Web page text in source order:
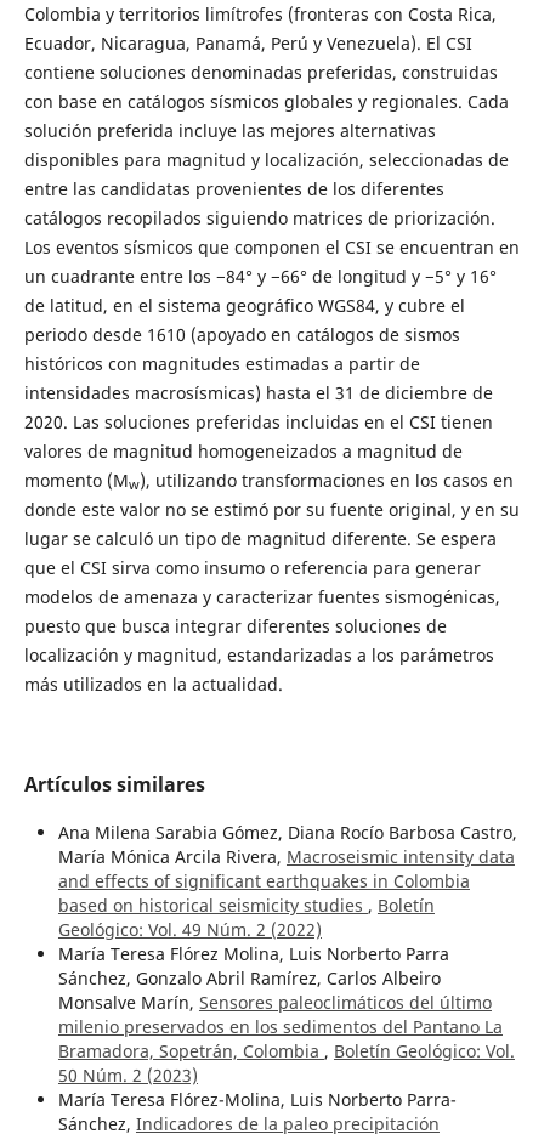
Colombia y territorios limítrofes (fronteras con Costa Rica,
Ecuador, Nicaragua, Panamá, Perú y Venezuela). El CSI
contiene soluciones denominadas preferidas, construidas
con base en catálogos sísmicos globales y regionales. Cada
solución preferida incluye las mejores alternativas
disponibles para magnitud y localización, seleccionadas de
entre las candidatas provenientes de los diferentes
catálogos recopilados siguiendo matrices de priorización.
Los eventos sísmicos que componen el CSI se encuentran en
un cuadrante entre los −84° y −66° de longitud y −5° y 16°
de latitud, en el sistema geográfico WGS84, y cubre el
periodo desde 1610 (apoyado en catálogos de sismos
históricos con magnitudes estimadas a partir de
intensidades macrosísmicas) hasta el 31 de diciembre de
2020. Las soluciones preferidas incluidas en el CSI tienen
valores de magnitud homogeneizados a magnitud de
momento (Mw), utilizando transformaciones en los casos en
donde este valor no se estimó por su fuente original, y en su
lugar se calculó un tipo de magnitud diferente. Se espera
que el CSI sirva como insumo o referencia para generar
modelos de amenaza y caracterizar fuentes sismogénicas,
puesto que busca integrar diferentes soluciones de
localización y magnitud, estandarizadas a los parámetros
más utilizados en la actualidad.
Artículos similares
Ana Milena Sarabia Gómez, Diana Rocío Barbosa Castro,
María Mónica Arcila Rivera, Macroseismic intensity data
and effects of significant earthquakes in Colombia
based on historical seismicity studies , Boletín
Geológico: Vol. 49 Núm. 2 (2022)
María Teresa Flórez Molina, Luis Norberto Parra
Sánchez, Gonzalo Abril Ramírez, Carlos Albeiro
Monsalve Marín, Sensores paleoclimáticos del último
milenio preservados en los sedimentos del Pantano La
Bramadora, Sopetrán, Colombia , Boletín Geológico: Vol.
50 Núm. 2 (2023)
María Teresa Flórez-Molina, Luis Norberto Parra-
Sánchez, Indicadores de la paleo precipitación